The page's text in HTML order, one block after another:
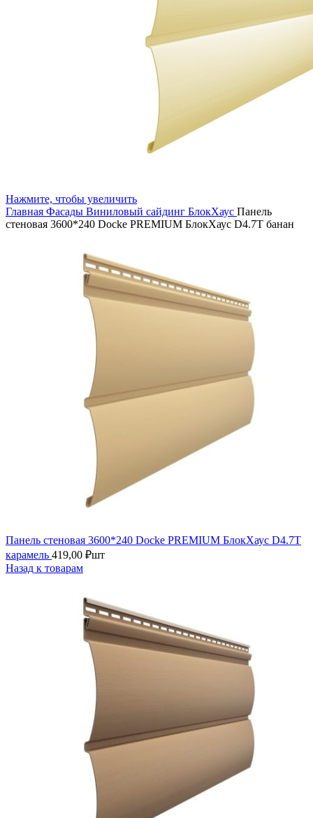
Нажмите, чтобы увеличить
Главная Фасады Виниловый сайдинг БлокХаус Панель
стеновая 3600*240 Docke PREMIUM БлокХаус D4.7T банан
Панель стеновая 3600*240 Docke PREMIUM БлокХаус D4.7T
карамель 419,00 ₽шт
Назад к товарам